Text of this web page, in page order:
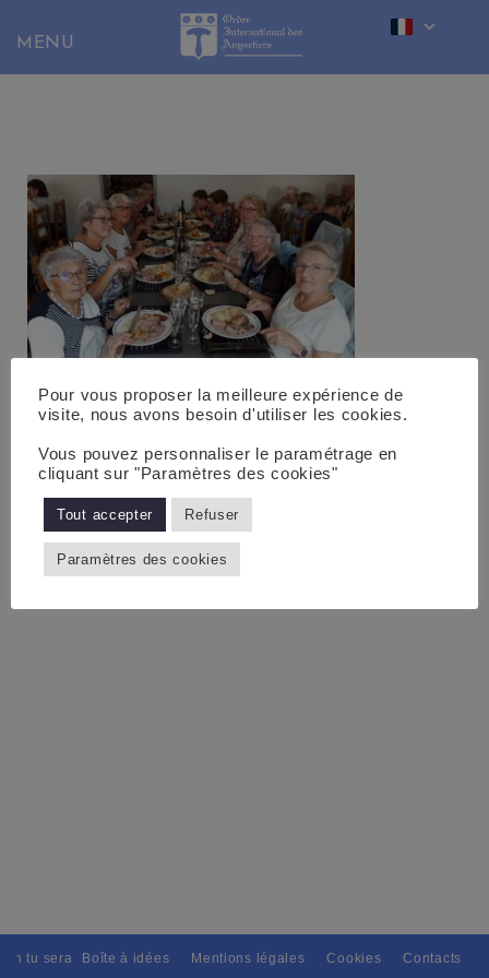
content
tu seras, Pour tous avec discernement. // L'amitié tu
Boîte à idées Mentions légales Cookies Contacts
Pour vous proposer la meilleure expérience de
visite, nous avons besoin d'utiliser les cookies.
Vous pouvez personnaliser le paramétrage en
cliquant sur "Paramètres des cookies"
Tout accepter Refuser
Paramètres des cookies